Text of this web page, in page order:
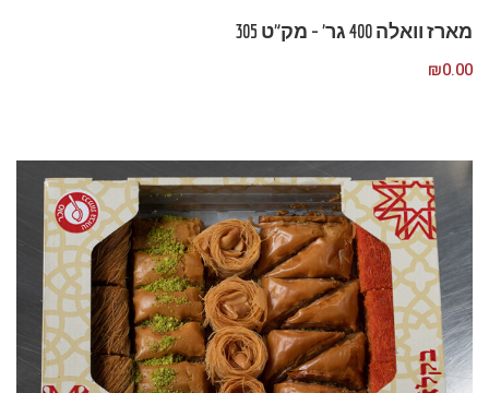
מארז וואלה 400 גר’ – מק”ט 305
₪0.00